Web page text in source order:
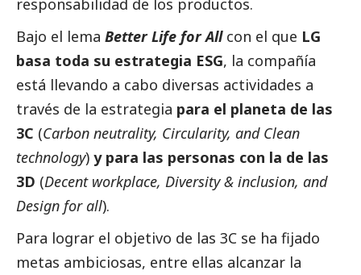
responsabilidad de los productos.
Bajo el lema Better Life for All con el que LG
basa toda su estrategia ESG, la compañía
está llevando a cabo diversas actividades a
través de la estrategia para el planeta de las
3C (Carbon neutrality, Circularity, and Clean
technology) y para las personas con la de las
3D (Decent workplace, Diversity & inclusion, and
Design for all).
Para lograr el objetivo de las 3C se ha fijado
metas ambiciosas, entre ellas alcanzar la